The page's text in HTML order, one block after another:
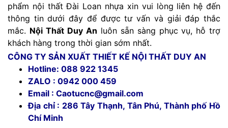
phẩm nội thất Đài Loan nhựa xin vui lòng liên hệ đến
thông tin dưới đây để được tư vấn và giải đáp thắc
mắc. Nội Thất Duy An luôn sẵn sàng phục vụ, hỗ trợ
khách hàng trong thời gian sớm nhất.
CÔNG TY SẢN XUẤT THIẾT KẾ NỘI THẤT DUY AN
Hotline: 088 922 1345
ZALO : 0942 000 459
Email : Caotucnc@gmail.com
Địa chỉ : 286 Tây Thạnh, Tân Phú, Thành phố Hồ
Chí Minh